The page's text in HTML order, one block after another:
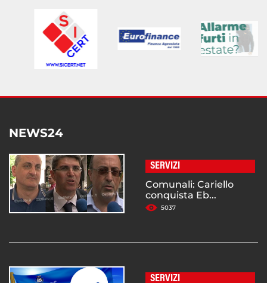
NEWS24
SERVIZI
Comunali: Cariello
conquista Eb...
5037
SERVIZI